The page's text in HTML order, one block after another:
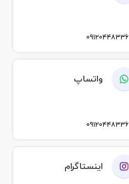
09120448336
واتساپ
09120448336
اینستاگرام